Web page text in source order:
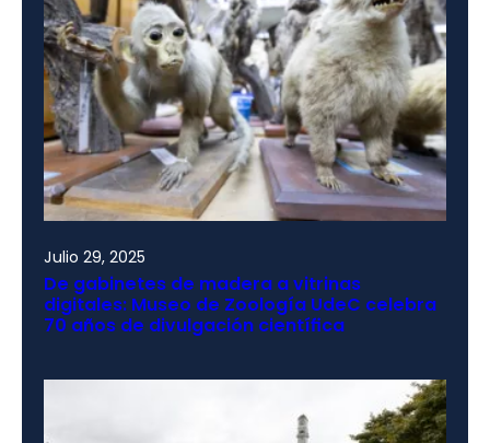
Julio 29, 2025
De gabinetes de madera a vitrinas
digitales: Museo de Zoología UdeC celebra
70 años de divulgación científica